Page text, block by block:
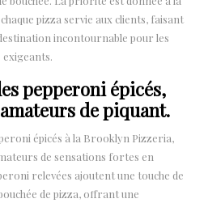
pizza servie aux clients, faisant
incontournable pour les
exigeants.
pepperoni épicés,
de piquant.
épicés à la Brooklyn Pizzeria,
de sensations fortes en
relevées ajoutent une touche de
de pizza, offrant une